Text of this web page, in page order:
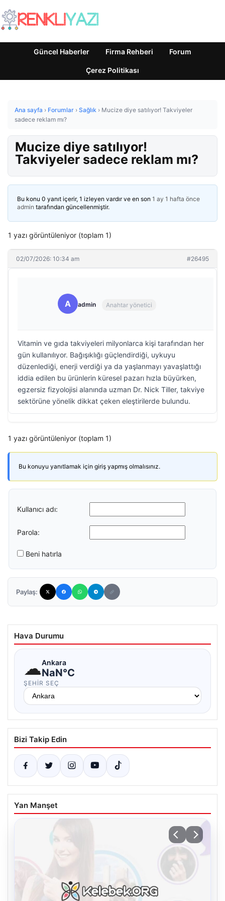
Güncel Haberler Firma Rehberi Forum
Çerez Politikası
Ana sayfa › Forumlar › Sağlık › Mucize diye satılıyor! Takviyeler
sadece reklam mı?
Mucize diye satılıyor!
Takviyeler sadece reklam mı?
Bu konu 0 yanıt içerir, 1 izleyen vardır ve en son 1 ay 1 hafta önce
admin tarafından güncellenmiştir.
1 yazı görüntüleniyor (toplam 1)
02/07/2026: 10:34 am #26495
A admin Anahtar yönetici
Vitamin ve gıda takviyeleri milyonlarca kişi tarafından her
gün kullanılıyor. Bağışıklığı güçlendirdiği, uykuyu
düzenlediği, enerji verdiği ya da yaşlanmayı yavaşlattığı
iddia edilen bu ürünlerin küresel pazarı hızla büyürken,
egzersiz fizyolojisi alanında uzman Dr. Nick Tiller, takviye
sektörüne yönelik dikkat çeken eleştirilerde bulundu.
1 yazı görüntüleniyor (toplam 1)
Bu konuyu yanıtlamak için giriş yapmış olmalısınız.
Kullanıcı adı:
Parola:
Beni hatırla
Paylaş:
Hava Durumu
☁Ankara
NaN°C
ŞEHIR SEÇ
Bizi Takip Edin
Yan Manşet